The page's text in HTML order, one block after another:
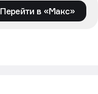
Перейти в «Макс»